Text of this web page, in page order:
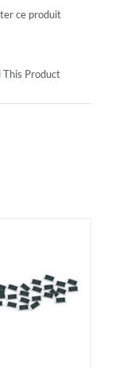
ce produit
This Product